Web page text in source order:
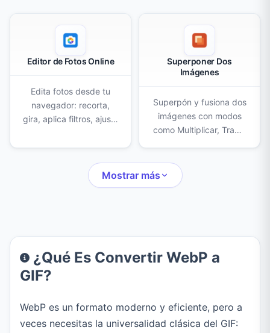
¿Qué Es Convertir WebP a
GIF?
WebP es un formato moderno y eficiente, pero a
veces necesitas la universalidad clásica del GIF:
Editor de Fotos Online
Edita fotos desde tu
navegador: recorta,
gira, aplica filtros, ajusta
fondo con IA, borra,
clona, censura y agrega
marcos, texto, stickers
Superponer Dos
Imágenes
Superpón y fusiona dos
imágenes con modos
como Multiplicar, Trama
posición, y expórtalas
como PNG, JPEG o
Mostrar más